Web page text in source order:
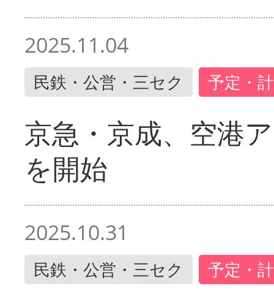
2025.11.04
民鉄・公営・三セク 予定・
京急・京成、空港
を開始
2025.10.31
民鉄・公営・三セク 予定・